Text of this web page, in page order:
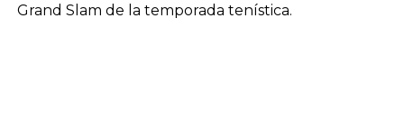
Grand Slam de la temporada tenística.